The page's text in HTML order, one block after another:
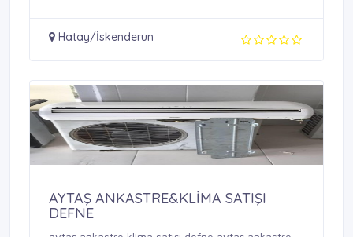
Hatay/İskenderun
AYTAŞ ANKASTRE&KLİMA SATIŞI
DEFNE